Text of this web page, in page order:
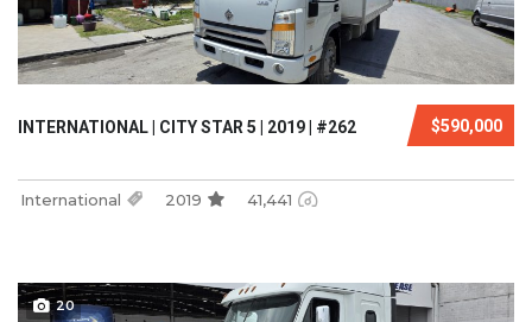
$590,000
INTERNATIONAL | CITY STAR 5 | 2019 | #262
International 2019 41,441
20